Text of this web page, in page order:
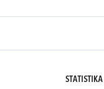
STATISTIKA